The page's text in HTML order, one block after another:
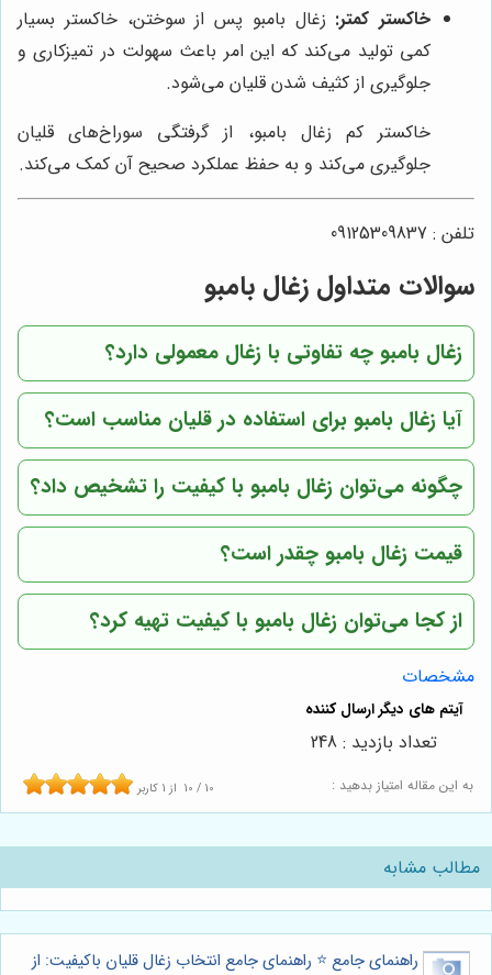
خاکستر کمتر: زغال بامبو پس از سوختن، خاکستر بسیار
کمی تولید می‌کند که این امر باعث سهولت در تمیزکاری و
جلوگیری از کثیف شدن قلیان می‌شود.
خاکستر کم زغال بامبو، از گرفتگی سوراخ‌های قلیان
جلوگیری می‌کند و به حفظ عملکرد صحیح آن کمک می‌کند.
تلفن : 09125309837
سوالات متداول زغال بامبو
زغال بامبو چه تفاوتی با زغال معمولی دارد؟
آیا زغال بامبو برای استفاده در قلیان مناسب است؟
چگونه می‌توان زغال بامبو با کیفیت را تشخیص داد؟
قیمت زغال بامبو چقدر است؟
از کجا می‌توان زغال بامبو با کیفیت تهیه کرد؟
مشخصات
به این مقاله امتیاز بدهید : 10 / 10 از 1 کاربر
تعداد بازدید : 248
مطالب مشابه
راهنمای جامع ⭐️ راهنمای جامع انتخاب زغال قلیان باکیفیت: از